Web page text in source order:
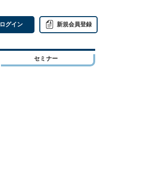
ログイン 新規会員登録
セミナー